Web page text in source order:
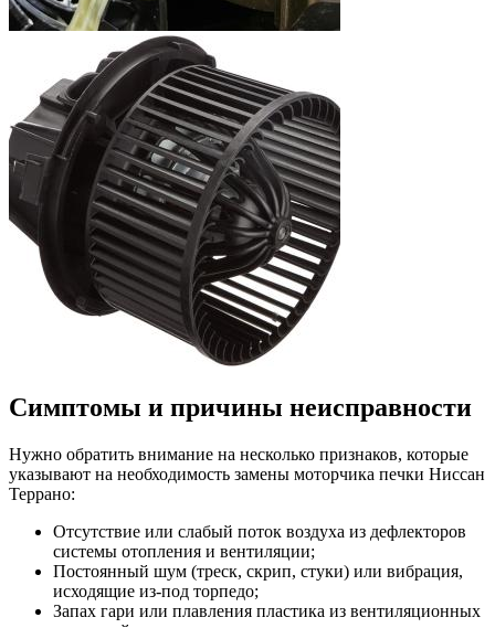
Симптомы и причины неисправности
Нужно обратить внимание на несколько признаков, которые
указывают на необходимость замены моторчика печки Ниссан
Террано:
Отсутствие или слабый поток воздуха из дефлекторов
системы отопления и вентиляции;
Постоянный шум (треск, скрип, стуки) или вибрация,
исходящие из-под торпедо;
Запах гари или плавления пластика из вентиляционных